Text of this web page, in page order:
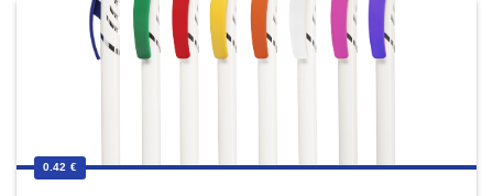
0.42 €